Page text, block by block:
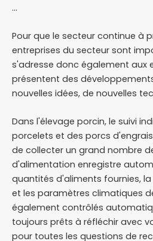
...
Pour que le secteur continue à
entreprises du secteur sont
s'adresse donc également aux
présentent des
nouvelles idées, de nouvelles
Dans l'élevage porcin, le suivi
porcelets et des porcs
de collecter un grand nombre
d'alimentation enregistre
quantités d'aliments fournies,
et les paramètres climatiques
également contrôlés
toujours prêts à réfléchir avec
pour toutes les questions de